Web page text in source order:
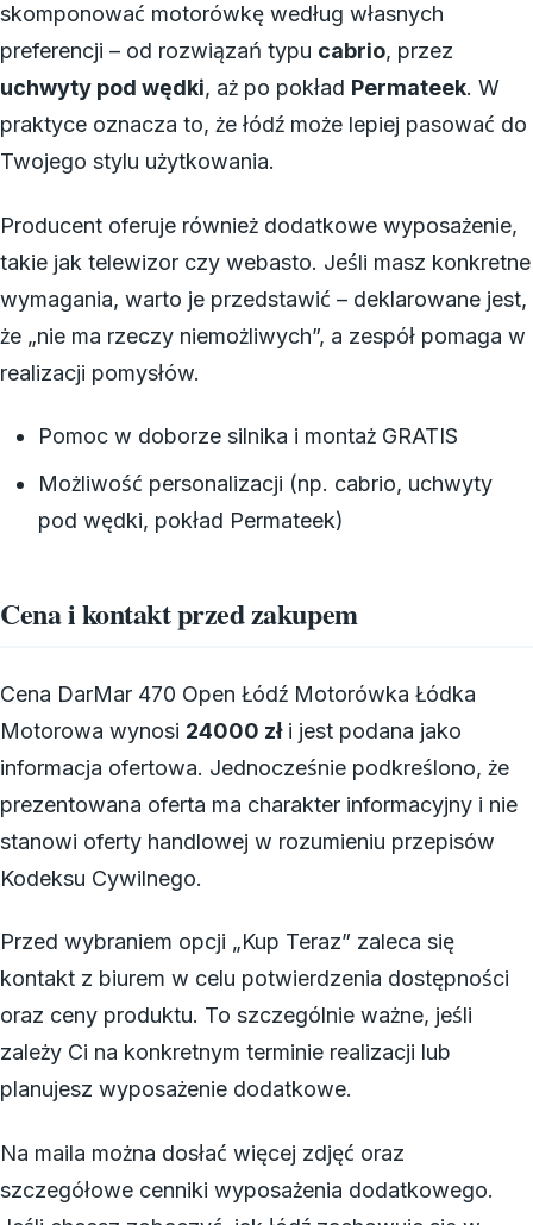
skomponować motorówkę według własnych
preferencji – od rozwiązań typu cabrio, przez
uchwyty pod wędki, aż po pokład Permateek. W
praktyce oznacza to, że łódź może lepiej pasować do
Twojego stylu użytkowania.
Producent oferuje również dodatkowe wyposażenie,
takie jak telewizor czy webasto. Jeśli masz konkretne
wymagania, warto je przedstawić – deklarowane jest,
że „nie ma rzeczy niemożliwych”, a zespół pomaga w
realizacji pomysłów.
Pomoc w doborze silnika i montaż GRATIS
Możliwość personalizacji (np. cabrio, uchwyty
pod wędki, pokład Permateek)
Cena i kontakt przed zakupem
Cena DarMar 470 Open Łódź Motorówka Łódka
Motorowa wynosi 24000 złi jest podana jako
informacja ofertowa. Jednocześnie podkreślono, że
prezentowana oferta ma charakter informacyjny i nie
stanowi oferty handlowej w rozumieniu przepisów
Kodeksu Cywilnego.
Przed wybraniem opcji „Kup Teraz” zaleca się
kontakt z biurem w celu potwierdzenia dostępności
oraz ceny produktu. To szczególnie ważne, jeśli
zależy Ci na konkretnym terminie realizacji lub
planujesz wyposażenie dodatkowe.
Na maila można dosłać więcej zdjęć oraz
szczegółowe cenniki wyposażenia dodatkowego.